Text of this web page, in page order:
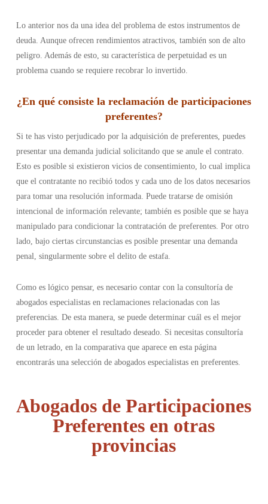
Lo anterior nos da una idea del problema de estos instrumentos de
deuda. Aunque ofrecen rendimientos atractivos, también son de alto
peligro. Además de esto, su característica de perpetuidad es un
problema cuando se requiere recobrar lo invertido.
¿En qué consiste la reclamación de participaciones
preferentes?
Si te has visto perjudicado por la adquisición de preferentes, puedes
presentar una demanda judicial solicitando que se anule el contrato.
Esto es posible si existieron vicios de consentimiento, lo cual implica
que el contratante no recibió todos y cada uno de los datos necesarios
para tomar una resolución informada. Puede tratarse de omisión
intencional de información relevante; también es posible que se haya
manipulado para condicionar la contratación de preferentes. Por otro
lado, bajo ciertas circunstancias es posible presentar una demanda
penal, singularmente sobre el delito de estafa.
Como es lógico pensar, es necesario contar con la consultoría de
abogados especialistas en reclamaciones relacionadas con las
preferencias. De esta manera, se puede determinar cuál es el mejor
proceder para obtener el resultado deseado. Si necesitas consultoría
de un letrado, en la comparativa que aparece en esta página
encontrarás una selección de abogados especialistas en preferentes.
Abogados de Participaciones
Preferentes en otras
provincias